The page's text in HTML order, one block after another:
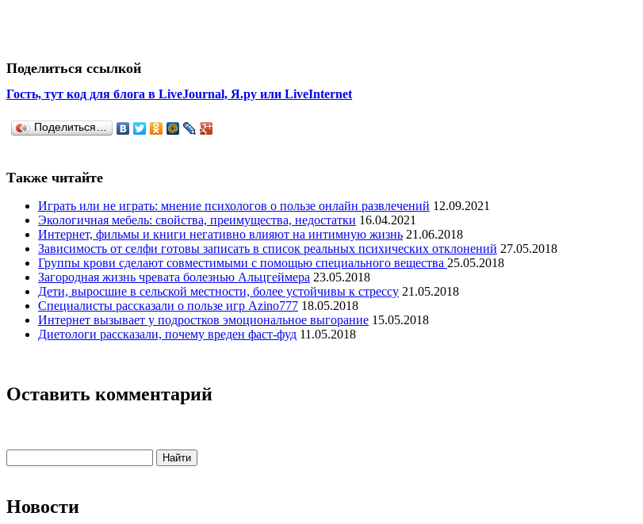
Поделиться ссылкой
Гость, тут код для блога в LiveJournal, Я.ру или LiveInternet
Поделиться…
Также читайте
Играть или не играть: мнение психологов о пользе онлайн развлечений 12.09.2021
Экологичная мебель: свойства, преимущества, недостатки 16.04.2021
Интернет, фильмы и книги негативно влияют на интимную жизнь 21.06.2018
Зависимость от селфи готовы записать в список реальных психических отклонений 27.05.2018
Группы крови сделают совместимыми с помощью специального вещества 25.05.2018
Загородная жизнь чревата болезнью Альцгеймера 23.05.2018
Дети, выросшие в сельской местности, более устойчивы к стрессу 21.05.2018
Специалисты рассказали о пользе игр Azino777 18.05.2018
Интернет вызывает у подростков эмоциональное выгорание 15.05.2018
Диетологи рассказали, почему вреден фаст-фуд 11.05.2018
Оставить комментарий
Новости